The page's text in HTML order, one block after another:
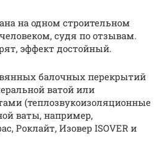
на одном строительном
судя по отзывам.
эффект достойный.
балочных перекрытий
ватой или
(теплозвукоизоляционные
ваты, например,
Роклайт, Изовер ISOVER и